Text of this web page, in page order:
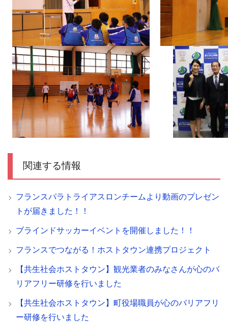
関連する情報
フランスパラトライアスロンチームより動画のプレゼン
トが届きました！！
ブラインドサッカーイベントを開催しました！！
フランスでつながる！ホストタウン連携プロジェクト
【共生社会ホストタウン】観光業者のみなさんが心のバ
リアフリー研修を行いました
【共生社会ホストタウン】町役場職員が心のバリアフリ
ー研修を行いました